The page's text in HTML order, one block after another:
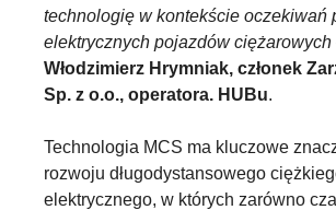
technologię w kontekście oczekiwań
elektrycznych pojazdów ciężarowych
Włodzimierz Hrymniak, członek
Sp. z o.o., operatora. HUBu.
Technologia MCS ma kluczowe
rozwoju długodystansowego
elektrycznego, w których zarówno